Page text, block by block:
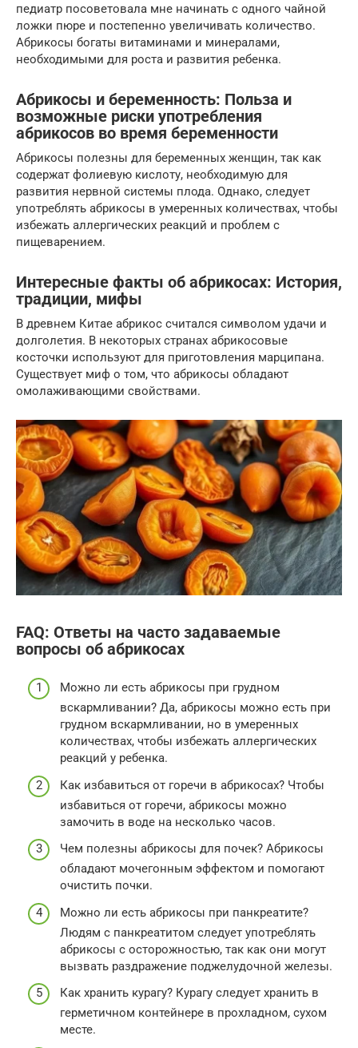
педиатр посоветовала мне начинать с одного чайной
ложки пюре и постепенно увеличивать количество.
Абрикосы богаты витаминами и минералами,
необходимыми для роста и развития ребенка.
Абрикосы и беременность: Польза и
возможные риски употребления
абрикосов во время беременности
Абрикосы полезны для беременных женщин, так как
содержат фолиевую кислоту, необходимую для
развития нервной системы плода. Однако, следует
употреблять абрикосы в умеренных количествах, чтобы
избежать аллергических реакций и проблем с
пищеварением.
Интересные факты об абрикосах: История,
традиции, мифы
В древнем Китае абрикос считался символом удачи и
долголетия. В некоторых странах абрикосовые
косточки используют для приготовления марципана.
Существует миф о том, что абрикосы обладают
омолаживающими свойствами.
FAQ: Ответы на часто задаваемые
вопросы об абрикосах
Можно ли есть абрикосы при грудном
вскармливании? Да, абрикосы можно есть при
грудном вскармливании, но в умеренных
количествах, чтобы избежать аллергических
реакций у ребенка.
Как избавиться от горечи в абрикосах? Чтобы
избавиться от горечи, абрикосы можно
замочить в воде на несколько часов.
Чем полезны абрикосы для почек? Абрикосы
обладают мочегонным эффектом и помогают
очистить почки.
Можно ли есть абрикосы при панкреатите?
Людям с панкреатитом следует употреблять
абрикосы с осторожностью, так как они могут
вызвать раздражение поджелудочной железы.
Как хранить курагу? Курагу следует хранить в
герметичном контейнере в прохладном, сухом
месте.